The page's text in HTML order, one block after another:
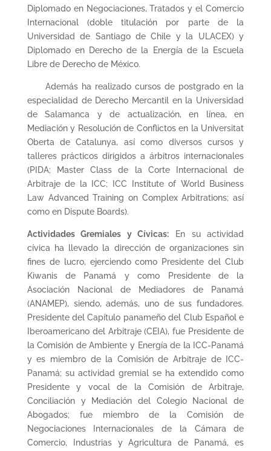
Diplomado en Negociaciones, Tratados y el Comercio
Internacional (doble titulación por parte de la
Universidad de Santiago de Chile y la ULACEX) y
Diplomado en Derecho de la Energía de la Escuela
Libre de Derecho de México.
Además ha realizado cursos de postgrado en la
especialidad de Derecho Mercantil en la Universidad
de Salamanca y de actualización, en línea, en
Mediación y Resolución de Conflictos en la Universitat
Oberta de Catalunya, así como diversos cursos y
talleres prácticos dirigidos a árbitros internacionales
(PIDA; Master Class de la Corte Internacional de
Arbitraje de la ICC; ICC Institute of World Business
Law Advanced Training on Complex Arbitrations; así
como en Dispute Boards).
Actividades Gremiales y Cívicas: En su actividad
cívica ha llevado la dirección de organizaciones sin
fines de lucro, ejerciendo como Presidente del Club
Kiwanis de Panamá y como Presidente de la
Asociación Nacional de Mediadores de Panamá
(ANAMEP), siendo, además, uno de sus fundadores.
Presidente del Capítulo panameño del Club Español e
Iberoamericano del Arbitraje (CEIA), fue Presidente de
la Comisión de Ambiente y Energía de la ICC-Panamá
y es miembro de la Comisión de Arbitraje de ICC-
Panamá; su actividad gremial se ha extendido como
Presidente y vocal de la Comisión de Arbitraje,
Conciliación y Mediación del Colegio Nacional de
Abogados; fue miembro de la Comisión de
Negociaciones Internacionales de la Cámara de
Comercio, Industrias y Agricultura de Panamá, es